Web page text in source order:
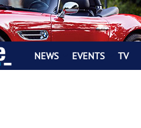
BMW
NEWS EVENTS TV